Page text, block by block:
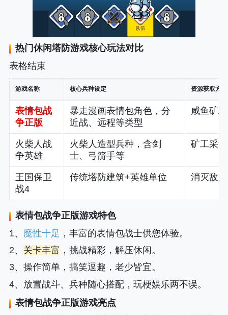
热门休闲塔防游戏核心玩法对比
表格结束
游戏名称 核心兵种设定 资源获取方式
表情包战
争正版
暴走漫画表情包角色，分
近战、远程等类型
咸鱼矿
火柴人战
争英雄
火柴人造型兵种，含剑
士、弓箭手等
矿工采
王国保卫
战4
传统塔防建筑+英雄单位 消灭敌
表情包战争正版游戏特色
1、 魔性十足 ，丰富的表情包战士供您体验。
2、 关卡丰富 ，挑战精彩，解压休闲。
3、操作简单，搞笑逗趣，老少皆宜。
4、放置战斗、兵种随心搭配，玩梗娱乐两不误。
表情包战争正版游戏亮点